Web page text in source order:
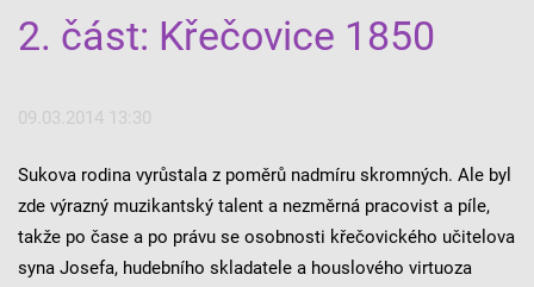
2. část: Křečovice 1850
09.03.2014 13:30
Sukova rodina vyrůstala z poměrů nadmíru skromných. Ale byl
zde výrazný muzikantský talent a nezměrná pracovist a píle,
takže po čase a po právu se osobnosti křečovického učitelova
syna Josefa, hudebního skladatele a houslového virtuoza